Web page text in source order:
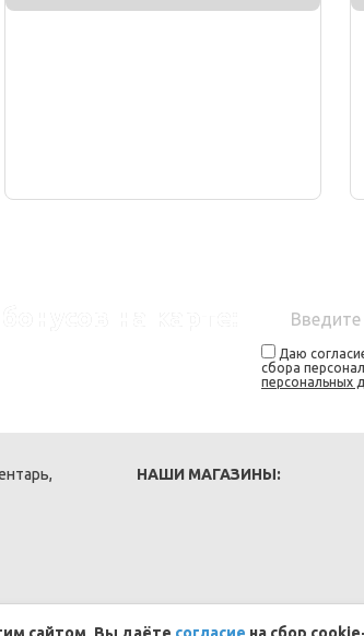
Даю
сбора
персональных
НАШИ МАГАЗИНЫ: